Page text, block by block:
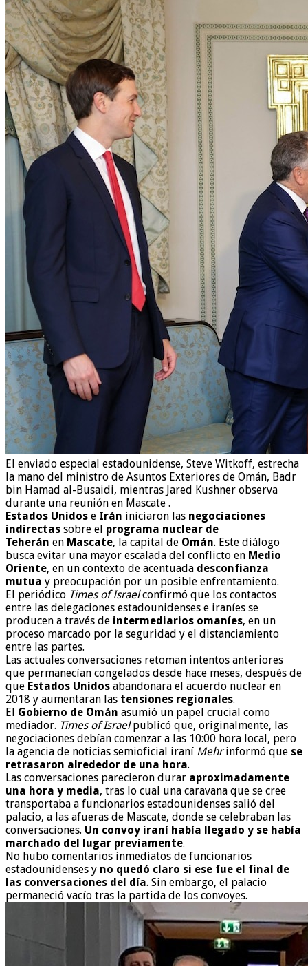
El enviado especial estadounidense, Steve Witkoff, estrecha
la mano del ministro de Asuntos Exteriores de Omán, Badr
bin Hamad al-Busaidi, mientras Jared Kushner observa
durante una reunión en Mascate .
Estados Unidos e Irán iniciaron las negociaciones
indirectas sobre el programa nuclear de
Teherán en Mascate, la capital de Omán. Este diálogo
busca evitar una mayor escalada del conflicto en Medio
Oriente, en un contexto de acentuada desconfianza
mutua y preocupación por un posible enfrentamiento.
El periódico Times of Israelconfirmó que los contactos
entre las delegaciones estadounidenses e iraníes se
producen a través de intermediarios omaníes, en un
proceso marcado por la seguridad y el distanciamiento
entre las partes.
Las actuales conversaciones retoman intentos anteriores
que permanecían congelados desde hace meses, después de
que Estados Unidos abandonara el acuerdo nuclear en
2018 y aumentaran las tensiones regionales.
El Gobierno de Omán asumió un papel crucial como
mediador. Times of Israelpublicó que, originalmente, las
negociaciones debían comenzar a las 10:00 hora local, pero
la agencia de noticias semioficial iraní Mehrinformó que se
retrasaron alrededor de una hora.
Las conversaciones parecieron durar aproximadamente
una hora y media, tras lo cual una caravana que se cree
transportaba a funcionarios estadounidenses salió del
palacio, a las afueras de Mascate, donde se celebraban las
conversaciones. Un convoy iraní había llegado y se había
marchado del lugar previamente.
No hubo comentarios inmediatos de funcionarios
estadounidenses y no quedó claro si ese fue el final de
las conversaciones del día. Sin embargo, el palacio
permaneció vacío tras la partida de los convoyes.